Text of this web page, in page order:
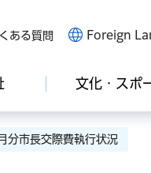
ある質問 Foreign
文化・スポ
市長交際費執行状況